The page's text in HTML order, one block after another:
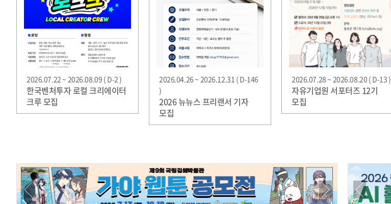
2026.07.22 ~ 2026.08.09 ( D-2 )
한국벤처투자 로컬 크리에이터
크루 모집
2026.04.26 ~ 2026.12.31 ( D-146
)
2026 뉴뉴스 프리랜서 기자
모집
2026.07.28 ~ 2026.08.20 ( D-13 )
자유기업원 서포터즈 12기
모집